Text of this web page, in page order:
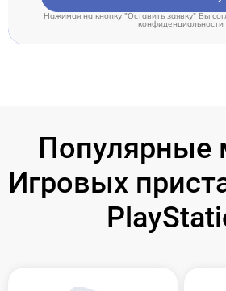
Нажимая на кнопку "Оставить заявку" Вы
конфиденциальности
Популярные
Игровых